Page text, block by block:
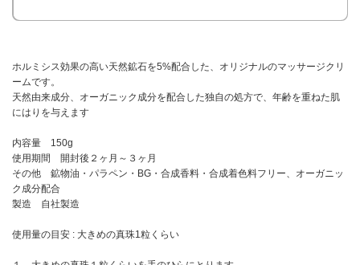
ホルミシス効果の高い天然鉱石を5%配合した、オリジナルのマッサージクリ
ームです。
天然由来成分、オーガニック成分を配合した独自の処方で、年齢を重ねた肌
にはりを与えます
内容量 150g
使用期間 開封後２ヶ月～３ヶ月
その他 鉱物油・パラペン・BG・合成香料・合成着色料フリー、オーガニッ
ク成分配合
製造 自社製造
使用量の目安 : 大きめの真珠1粒くらい